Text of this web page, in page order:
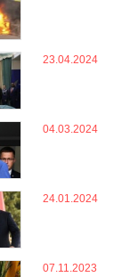
23.04.2024
04.03.2024
24.01.2024
07.11.2023